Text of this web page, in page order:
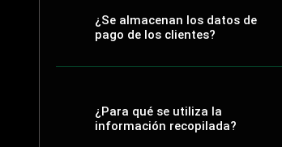
¿Se almacenan los datos de
pago de los clientes?
¿Para qué se utiliza la
información recopilada?